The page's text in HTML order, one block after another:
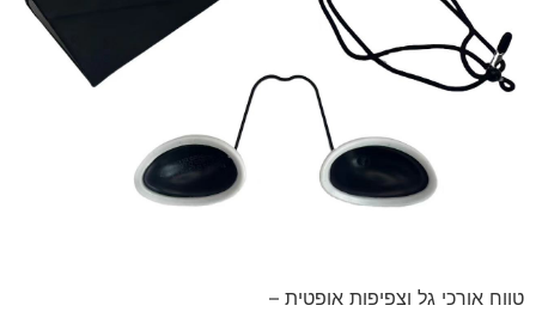
טווח אורכי גל וצפיפות אופטית –